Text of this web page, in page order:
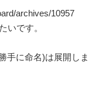
archives/10957
いです。
手に命名)は展開しま